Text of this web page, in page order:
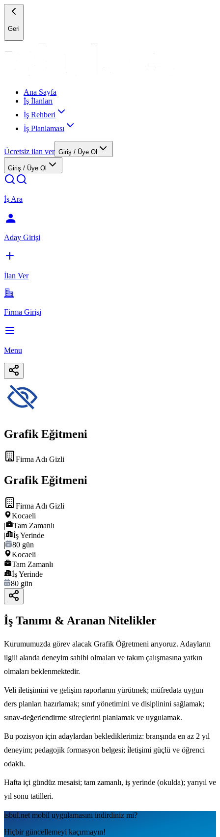
Geri
Ana Sayfa
İş İlanları
İş Rehberi
İş Planlaması
Ücretsiz ilan ver Giriş / Üye Ol
Giriş / Üye Ol
İş Ara
Aday Girişi
İlan Ver
Firma Girişi
Menu
Grafik Eğitmeni
Firma Adı Gizli
Grafik Eğitmeni
Firma Adı Gizli
Kocaeli
|
Tam Zamanlı
|
İş Yerinde
|
80 gün
Kocaeli
Tam Zamanlı
İş Yerinde
80 gün
İş Tanımı & Aranan Nitelikler
Kurumumuzda görev alacak Grafik Öğretmeni arıyoruz. Adayların
ilgili alanda deneyim sahibi olmaları ve takım çalışmasına yatkın
olmaları beklenmektedir.
Veli iletişimini ve gelişim raporlarını yürütmek; müfredata uygun
ders planları hazırlamak; sınıf yönetimini ve disiplinini sağlamak;
sınav-değerlendirme süreçlerini planlamak ve uygulamak.
Bu pozisyon için adaylardan beklediklerimiz: branşında en az 2 yıl
deneyim; pedagojik formasyon belgesi; i̇letişimi güçlü ve öğrenci
odaklı.
Hafta içi gündüz mesaisi; tam zamanlı, iş yerinde (okulda); yarıyıl ve
yıl sonu tatilleri.
isbul.net mobil uygulamаsını indirdiniz mi?
Hiçbir güncellemeyi kaçırmayın!